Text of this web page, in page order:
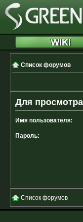
Список форумов
Для
Имя пользователя:
Пароль:
Список форумов